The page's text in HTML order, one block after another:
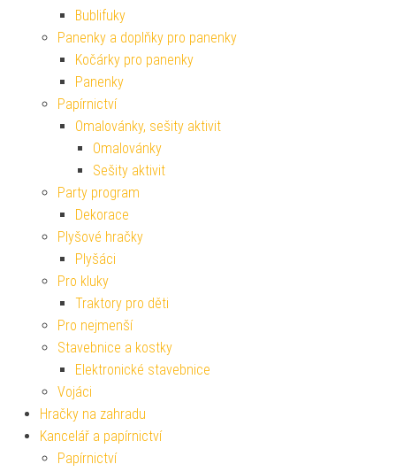
Bublifuky
Panenky a doplňky pro panenky
Kočárky pro panenky
Panenky
Papírnictví
Omalovánky, sešity aktivit
Omalovánky
Sešity aktivit
Party program
Dekorace
Plyšové hračky
Plyšáci
Pro kluky
Traktory pro děti
Pro nejmenší
Stavebnice a kostky
Elektronické stavebnice
Vojáci
Hračky na zahradu
Kancelář a papírnictví
Papírnictví